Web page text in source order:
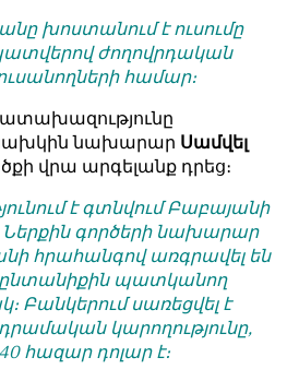
խոստանում է ուսումը
ժողովրդական
համար։
նախարար Սամվել
վրա արգելանք դրեց։
է գտնվում Բաբայանի
Ներքին գործերի նախարար
հրահանգով առգրավել են
պատկանող
Բանկերում սառեցվել է
կարողությունը,
հազար դոլար է։